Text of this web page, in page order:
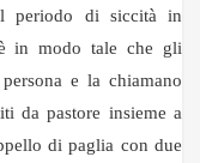
periodo di siccità in
in modo tale che gli
e la chiamano
da pastore insieme a
di paglia con due